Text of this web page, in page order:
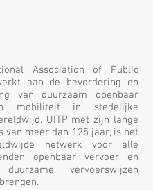
Association of Public
aan de bevordering en
van duurzaam openbaar
mobiliteit in stedelijke
UITP met zijn lange
van meer dan 125 jaar, is het
netwerk voor alle
openbaar vervoer en
vervoerswijzen